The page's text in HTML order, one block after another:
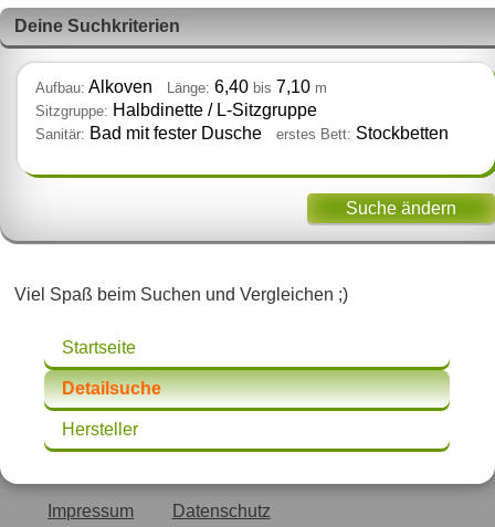
Deine Suchkriterien
Aufbau: Alkoven Länge: 6,40 bis 7,10 m
Sitzgruppe: Halbdinette / L‑Sitzgruppe
Sanitär: Bad mit fester Dusche erstes Bett: Stockbetten
Suche ändern
Viel Spaß beim Suchen und Vergleichen ;)
Startseite
Detailsuche
Hersteller
Impressum Datenschutz